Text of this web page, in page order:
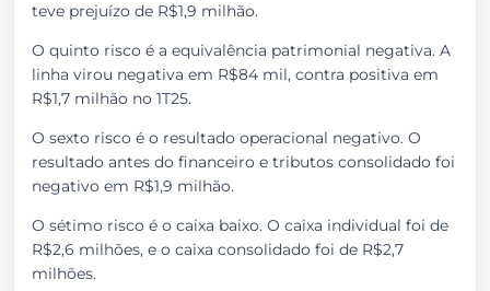
teve prejuízo de R$1,9 milhão.
O quinto risco é a equivalência patrimonial negativa. A
linha virou negativa em R$84 mil, contra positiva em
R$1,7 milhão no 1T25.
O sexto risco é o resultado operacional negativo. O
resultado antes do financeiro e tributos consolidado foi
negativo em R$1,9 milhão.
O sétimo risco é o caixa baixo. O caixa individual foi de
R$2,6 milhões, e o caixa consolidado foi de R$2,7
milhões.